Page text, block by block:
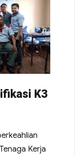
K3
Kerja